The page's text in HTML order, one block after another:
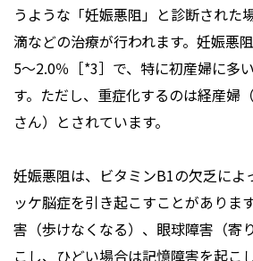
うような「妊娠悪阻」と診断された
滴などの治療が行われます。妊娠悪
5～2.0％［*3］で、特に初産婦に多
す。ただし、重症化するのは経産婦
さん）とされています。
妊娠悪阻は、ビタミンB1の欠乏によ
ッケ脳症を引き起こすことがありま
害（歩けなくなる）、眼球障害（寄
こし、ひどい場合は記憶障害を起こ